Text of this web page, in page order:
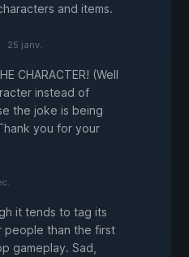
and items.
25 janv.
CHARACTER! (Well
instead of
the joke is being
you for your
it tends to tag its
than the first
gameplay. Sad,